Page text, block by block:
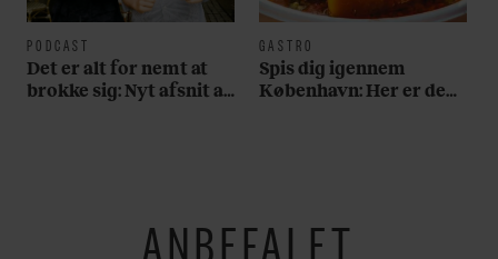
PODCAST
Det er alt for nemt at
brokke sig: Nyt afsnit af
GASTRO
Spis dig igennem
København: Her er de
ANBEFALET